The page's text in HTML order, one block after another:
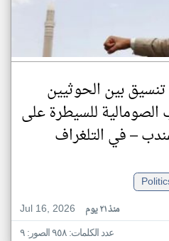
بين الحوثيين
للسيطرة على
– في التلغراف
Jul 16, 2026
منذ ٢١ يوم
عدد الكلمات: ٩٥٨ الصور: ٩